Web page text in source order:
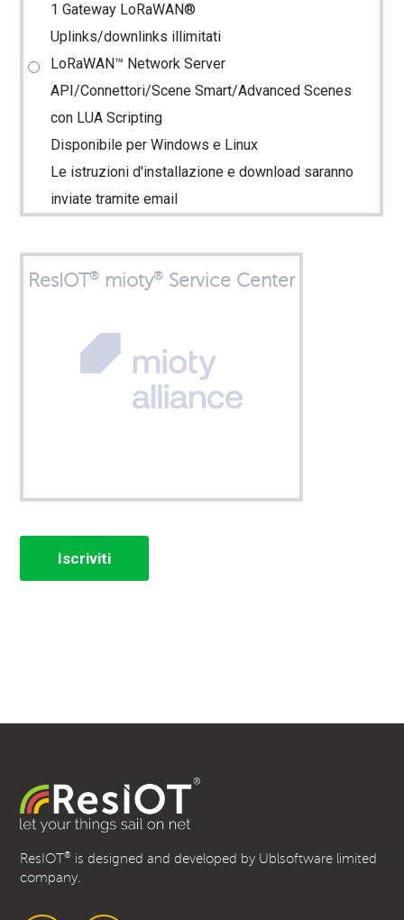
1 Gateway LoRaWAN®
Uplinks/downlinks illimitati
LoRaWAN™ Network Server
API/Connettori/Scene Smart/Advanced Scenes
con LUA Scripting
Disponibile per Windows e Linux
Le istruzioni d'installazione e download saranno
inviate tramite email
ResIOT® mioty® Service Center
Iscriviti
ResIOT® is designed and developed by Ublsoftware limited
company.